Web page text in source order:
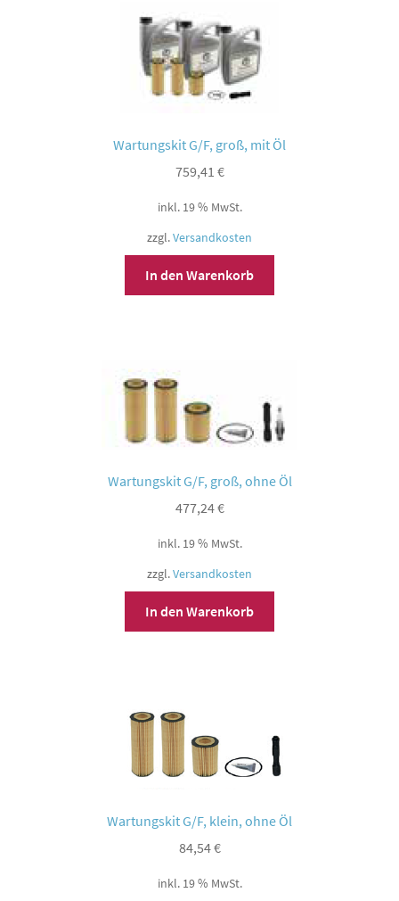
Wartungskit G/F, groß, mit Öl
759,41 €
inkl. 19 % MwSt.
zzgl.Versandkosten
In den Warenkorb
Wartungskit G/F, groß, ohne Öl
477,24€
inkl. 19 % MwSt.
zzgl.Versandkosten
In den Warenkorb
Wartungskit G/F, klein, ohne Öl
84,54€
inkl. 19 % MwSt.